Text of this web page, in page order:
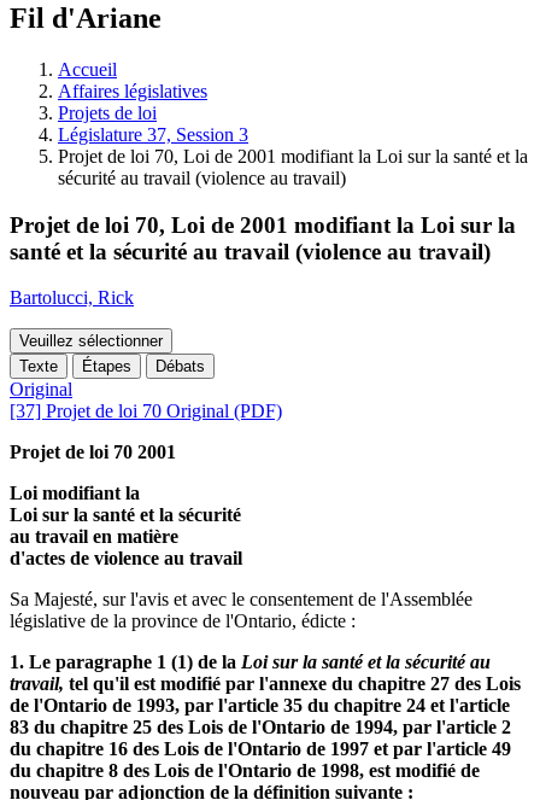
à
législative.
Fil d'Ariane
Accueil
Affaires législatives
Projets de loi
Législature 37, Session 3
Projet de loi 70, Loi de 2001 modifiant la Loi sur la santé et la
sécurité au travail (violence au travail)
Projet de loi 70, Loi de 2001 modifiant la Loi sur la
santé et la sécurité au travail (violence au travail)
Bartolucci, Rick
Veuillez sélectionner
Texte
Étapes Débats
Original
[37] Projet de loi 70 Original (PDF)
Projet de loi 70 2001
Loi modifiant la
Loi sur la santé et la sécurité
au travail en matière
d'actes de violence au travail
Sa Majesté, sur l'avis et avec le consentement de l'Assemblée
législative de la province de l'Ontario, édicte :
1. Le paragraphe 1 (1) de la Loi sur la santé et la sécurité au
travail, tel qu'il est modifié par l'annexe du chapitre 27 des Lois
de l'Ontario de 1993, par l'article 35 du chapitre 24 et l'article
83 du chapitre 25 des Lois de l'Ontario de 1994, par l'article 2
du chapitre 16 des Lois de l'Ontario de 1997 et par l'article 49
du chapitre 8 des Lois de l'Ontario de 1998, est modifié de
nouveau par adjonction de la définition suivante :